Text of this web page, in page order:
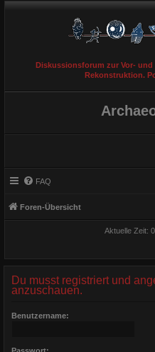
Diskussionsforum zur Vor-
Rekonstruktion.
FAQ
Foren-Übersicht
Aktuelle Zeit:
Du musst registriert und
anzuschauen.
Benutzername: